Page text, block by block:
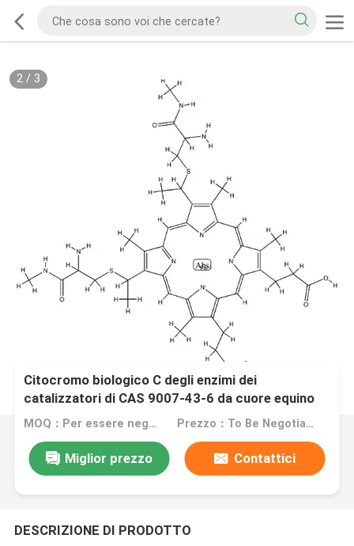
2/ 3
Citocromo biologico C degli enzimi dei
catalizzatori di CAS 9007-43-6 da cuore equino
MOQ：Per essere negoziato Prezzo：To Be Negotiated
Miglior prezzo Contattici
DESCRIZIONE DI PRODOTTO